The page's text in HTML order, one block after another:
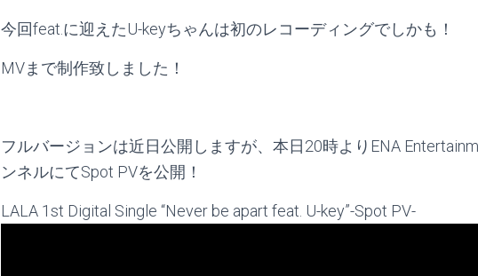
今回feat.に迎えたU-keyちゃんは初のレコーディングでしかも！
MVまで制作致しました！
フルバージョンは近日公開しますが、本日20時よりENA
ンネルにてSpot PVを公開！
LALA 1st Digital Single “Never be apart feat. U-key”-Spot PV-